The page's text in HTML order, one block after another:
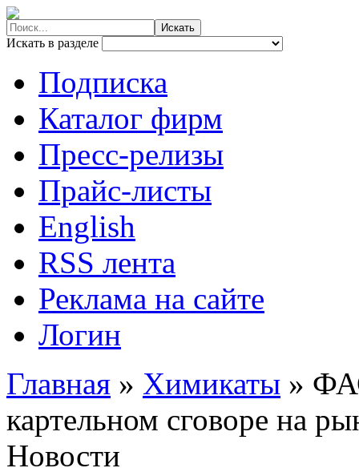
Искать в разделе
Подписка
Каталог фирм
Пресс-релизы
Прайс-листы
English
RSS лента
Реклама на сайте
Логин
Главная » Химикаты »
картельном сговоре на
Новости